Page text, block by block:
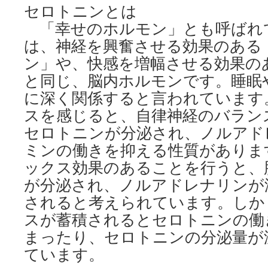
セロトニンとは
「幸せのホルモン」とも呼ば
は、神経を興奮させる効果のあ
ン」や、快感を増幅させる効果
と同じ、脳内ホルモンです。睡
に深く関係すると言われていま
スを感じると、自律神経のバラ
セロトニンが分泌され、ノルア
ミンの働きを抑える性質があり
ックス効果のあることを行うと
が分泌され、ノルアドレナリン
されると考えられています。し
スが蓄積されるとセロトニンの
まったり、セロトニンの分泌量
ています。